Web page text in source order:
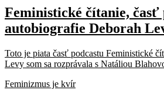
Feministické čítanie, časť
autobiografie Deborah
Toto je piata časť podcastu Feministické
Levy som sa rozprávala s Natáliou
Feminizmus je kvír